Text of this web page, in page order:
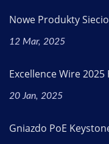
Nowe Produkty
12 Mar, 2025
Excellence Wire
20 Jan, 2025
Gniazdo PoE